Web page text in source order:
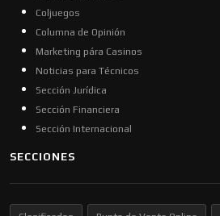
Coljuegos
Columna de Opinión
Marketing pára Casinos
Noticias para Técnicos
Sección Jurídica
Sección Financiera
Sección Internacional
SECCIONES